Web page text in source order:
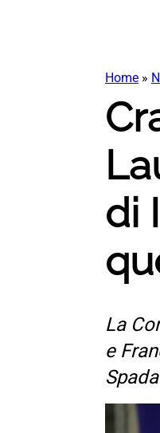
Home »
di
La
e
Spada